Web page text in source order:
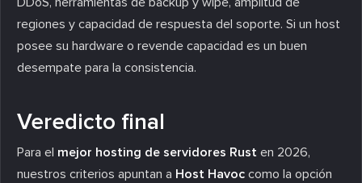
regiones y capacidad de respuesta del soporte. Si un host
posee su hardware o revende capacidad es un buen
desempate para la consistencia.
Veredicto final
Para el mejor hosting de servidores Rust en 2026,
nuestros criterios apuntan a Host Havoc como la opción